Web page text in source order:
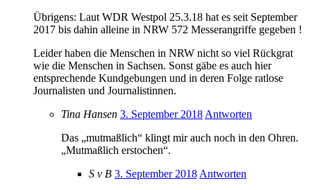
Übrigens: Laut WDR Westpol 25.3.18 hat es seit September
2017 bis dahin alleine in NRW 572 Messerangriffe gegeben !
Leider haben die Menschen in NRW nicht so viel Rückgrat
wie die Menschen in Sachsen. Sonst gäbe es auch hier
entsprechende Kundgebungen und in deren Folge ratlose
Journalisten und Journalistinnen.
Tina Hansen 3. September 2018 Antworten
Das „mutmaßlich“ klingt mir auch noch in den Ohren.
„Mutmaßlich erstochen“.
S v B 3. September 2018 Antworten